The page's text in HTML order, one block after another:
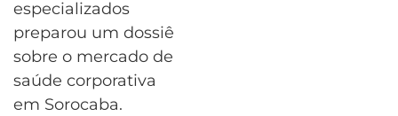
especializados
preparou um dossiê
sobre o mercado de
saúde corporativa
em Sorocaba.